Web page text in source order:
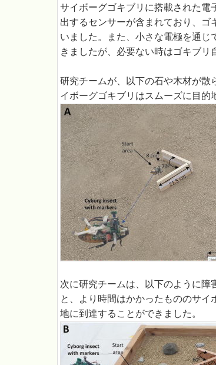
サイボーグゴキブリに搭載された
出するセンサーが含まれており、
いました。また、小さな電極を通
きましたが、必要ない時はゴキブリ
研究チームが、以下の石や木材が
イボーグゴキブリはスムーズに目的
次に研究チームは、以下のように
と、より時間はかかったもののサ
地に到達することができました。